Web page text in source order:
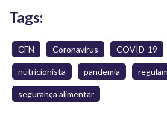
Tags:
CFN Coronavírus COVID-19
nutricionista pandemia
segurança alimentar